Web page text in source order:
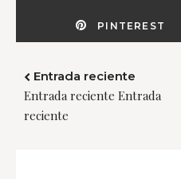
PINTEREST
Entrada reciente
Entrada reciente Entrada
reciente